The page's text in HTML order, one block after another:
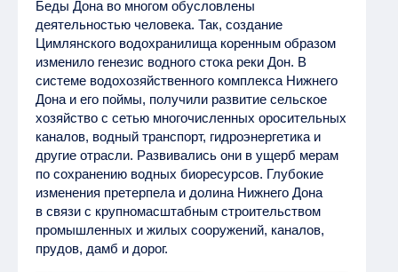
Беды Дона во многом обусловлены
деятельностью человека. Так, создание
Цимлянского водохранилища коренным образом
изменило генезис водного стока реки Дон. В
системе водохозяйственного комплекса Нижнего
Дона и его поймы, получили развитие сельское
хозяйство с сетью многочисленных оросительных
каналов, водный транспорт, гидроэнергетика и
другие отрасли. Развивались они в ущерб мерам
по сохранению водных биоресурсов. Глубокие
изменения претерпела и долина Нижнего Дона
в связи с крупномасштабным строительством
промышленных и жилых сооружений, каналов,
прудов, дамб и дорог.